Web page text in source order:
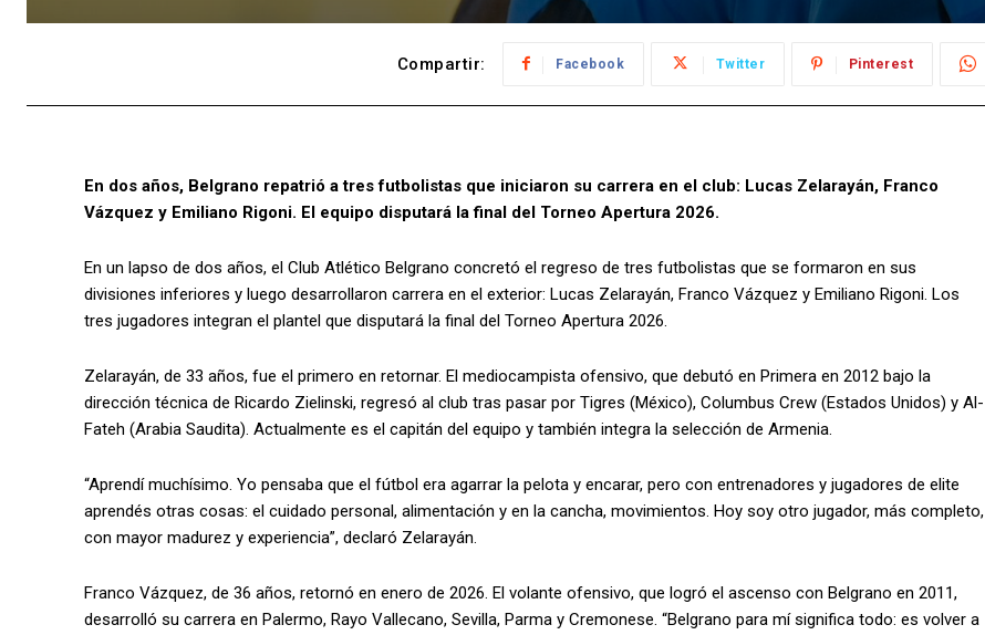
Compartir: Facebook Twitter Pinterest
En dos años, Belgrano repatrió a tres futbolistas que iniciaron su carrera en el club: Lucas Zelarayán, Franco
Vázquez y Emiliano Rigoni. El equipo disputará la final del Torneo Apertura 2026.
En un lapso de dos años, el Club Atlético Belgrano concretó el regreso de tres futbolistas que se formaron en sus
divisiones inferiores y luego desarrollaron carrera en el exterior: Lucas Zelarayán, Franco Vázquez y Emiliano Rigoni. Los
tres jugadores integran el plantel que disputará la final del Torneo Apertura 2026.
Zelarayán, de 33 años, fue el primero en retornar. El mediocampista ofensivo, que debutó en Primera en 2012 bajo la
dirección técnica de Ricardo Zielinski, regresó al club tras pasar por Tigres (México), Columbus Crew (Estados Unidos) y Al-
Fateh (Arabia Saudita). Actualmente es el capitán del equipo y también integra la selección de Armenia.
“Aprendí muchísimo. Yo pensaba que el fútbol era agarrar la pelota y encarar, pero con entrenadores y jugadores de elite
aprendés otras cosas: el cuidado personal, alimentación y en la cancha, movimientos. Hoy soy otro jugador, más completo,
con mayor madurez y experiencia”, declaró Zelarayán.
Franco Vázquez, de 36 años, retornó en enero de 2026. El volante ofensivo, que logró el ascenso con Belgrano en 2011,
desarrolló su carrera en Palermo, Rayo Vallecano, Sevilla, Parma y Cremonese. “Belgrano para mí significa todo: es volver a